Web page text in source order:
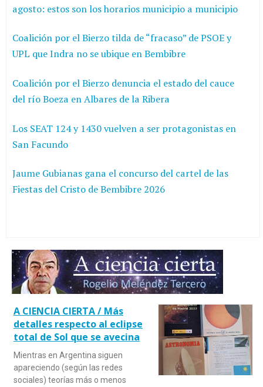
agosto: estos son los horarios municipio a municipio
Coalición por el Bierzo tilda de “fracaso” de PSOE y
UPL que Indra no se ubique en Bembibre
Coalición por el Bierzo denuncia el estado del cauce
del río Boeza en Albares de la Ribera
Los SEAT 124 y 1430 vuelven a ser protagonistas en
San Facundo
Jaume Gubianas gana el concurso del cartel de las
Fiestas del Cristo de Bembibre 2026
A CIENCIA CIERTA / Más
detalles respecto al eclipse
total de Sol que se avecina
Mientras en Argentina siguen
apareciendo (según las redes
sociales) teorías más o menos